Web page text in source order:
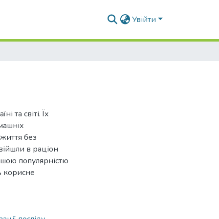
Увійти
та світі. Їх
без
в раціон
популярністю
корисне